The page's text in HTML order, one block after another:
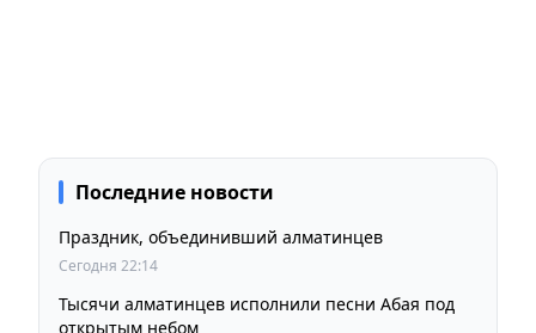
Последние новости
Праздник, объединивший алматинцев
Сегодня 22:14
Тысячи алматинцев исполнили песни Абая под
открытым небом